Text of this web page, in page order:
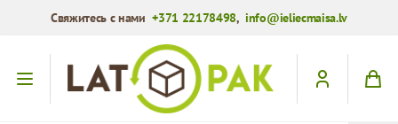
Свяжитесь с нами+371 22178498,info@ieliecmaisa.lv
Перейти к содержимому